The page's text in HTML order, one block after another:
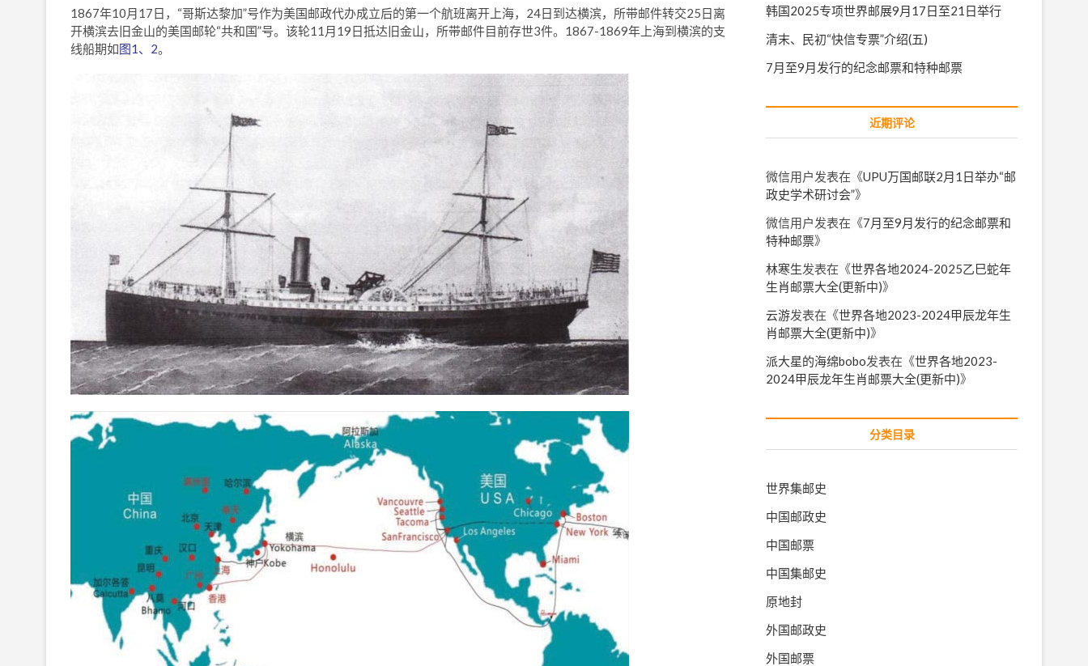
1867年10月17日，“哥斯达黎加”号作为美国邮政代办成立后的第一个航班离开上海，24日到达横滨，所带邮件转交25日离
开横滨去旧金山的美国邮轮“共和国”号。该轮11月19日抵达旧金山，所带邮件目前存世3件。1867-1869年上海到横滨的支
线船期如图1、2。
韩国2025专项世界邮展9月17日至21日举行
清末、民初“快信专票”介绍(五)
7月至9月发行的纪念邮票和特种邮票
近期评论
微信用户 发表在《UPU万国邮联2月1日举办“邮
政史学术研讨会”》
微信用户 发表在《7月至9月发行的纪念邮票和
特种邮票》
林寒生发表在《世界各地2024-2025乙巳蛇年
生肖邮票大全(更新中)》
云游发表在《世界各地2023-2024甲辰龙年生
肖邮票大全(更新中)》
派大星的海绵bobo发表在《世界各地2023-
2024甲辰龙年生肖邮票大全(更新中)》
分类目录
世界集邮史
中国邮政史
中国邮票
中国集邮史
原地封
外国邮政史
外国邮票